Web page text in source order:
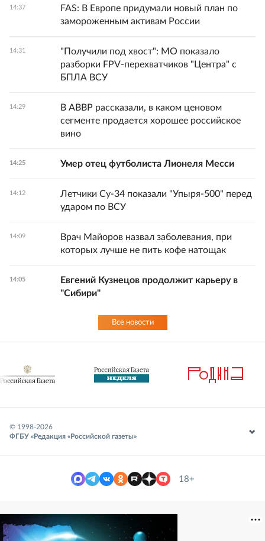
14:37
FAS: В Европе придумали новый план по
замороженным активам России
14:31
"Получили под хвост": МО показало
разборки FPV-перехватчиков "Центра" с
БПЛА ВСУ
14:29
В АВВР рассказали, в каком ценовом
сегменте продается хорошее российское
вино
14:25 Умер отец футболиста Лионеля Месси
14:12
Летчики Су-34 показали "Упыря-500" перед
ударом по ВСУ
14:09
Врач Майоров назвал заболевания, при
которых лучше не пить кофе натощак
14:05
Евгений Кузнецов продолжит карьеру в
"Сибири"
Все новости
© 1998-2026
ФГБУ «Редакция «Российской газеты»
18+